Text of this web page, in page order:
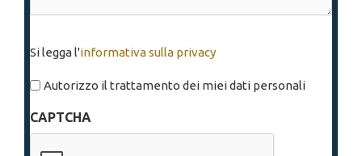
legga
l'informativa
privacy
Si legga l'informativa sulla privacy
Autorizzo il trattamento dei miei dati personali
CAPTCHA